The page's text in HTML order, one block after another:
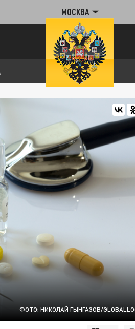
МОСКВА
ФОТО: НИКОЛАЙ ГЫНГАЗОВ/